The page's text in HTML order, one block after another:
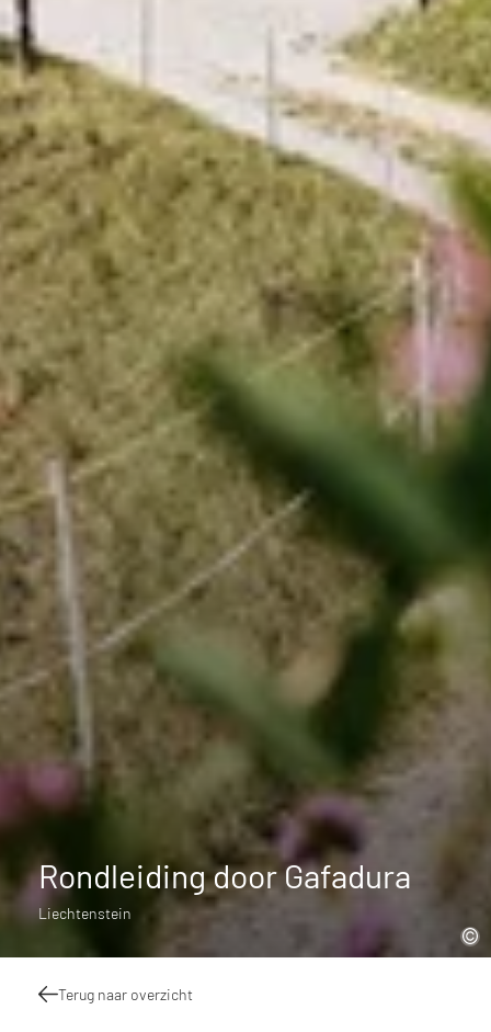
Rondleiding door Gafadura
Liechtenstein
Terug naar overzicht